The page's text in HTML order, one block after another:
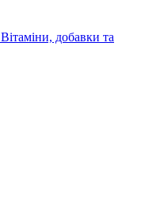
Вітаміни, добавки та